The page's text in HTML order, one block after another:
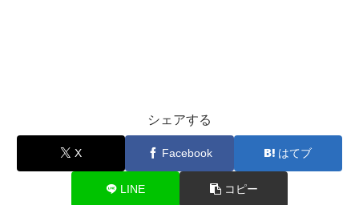
シェアする
X Facebook はてブ
LINE コピー